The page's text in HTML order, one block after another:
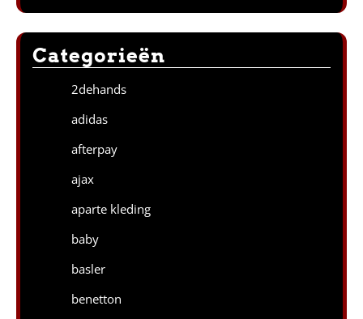
Categorieën
2dehands
adidas
afterpay
ajax
aparte kleding
baby
basler
benetton